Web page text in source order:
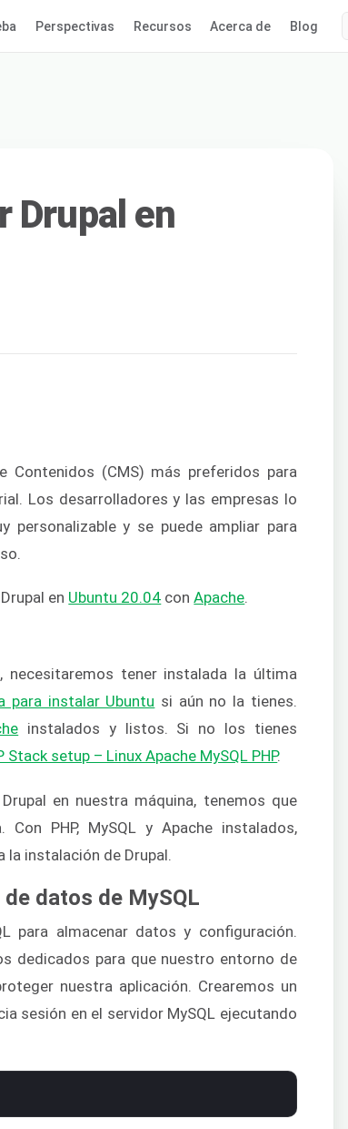
Perspectivas Recursos Acerca de Blog
Drupal en
(CMS) más preferidos para
Los desarrolladores y las empresas lo
personalizable y se puede ampliar para
en Ubuntu 20.04 conApache
necesitaremos tener instalada la última
para instalar Ubuntu si aún no la tienes.
instalados y listos. Si no los tienes
Stack setup – Linux Apache MySQL PHP.
en nuestra máquina, tenemos que
PHP, MySQL y Apache instalados,
instalación de Drupal.
datos de MySQL
para almacenar datos y configuración.
dedicados para que nuestro entorno de
nuestra aplicación. Crearemos un
sesión en el servidor MySQL ejecutando